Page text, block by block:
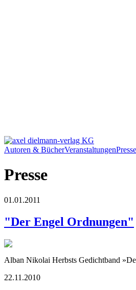
Autoren & BücherVeranstaltungenPresse
Presse
01.01.2011
"Der Engel Ordnungen"
Alban Nikolai Herbsts Gedichtband
22.11.2010